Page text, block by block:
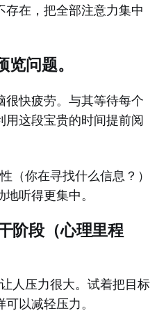
在，把全部注意力集中
览问题。
快疲劳。与其等待每个
这段宝贵的时间提前阅
（你在寻找什么信息？）
听得更集中。
阶段（心理里程
人压力很大。试着把目标
以减轻压力。